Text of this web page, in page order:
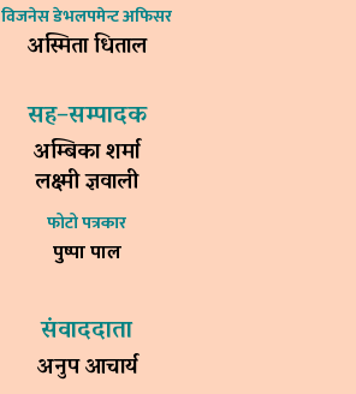
विजनेस डेभलपमेन्ट अफिसर
अस्मिता धिताल
सह–सम्पादक
अम्बिका शर्मा
लक्ष्मी ज्ञवाली
फोटो पत्रकार
पुष्पा पाल
संवाददाता
अनुप आचार्य